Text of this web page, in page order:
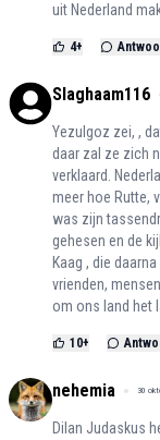
uit Nederland
4+
Slaghaam116
Yezulgoz zei, ,
daar zal ze zich
verklaard.
meer hoe Rutte,
was zijn
gehesen en de
Kaag , die
vrienden,
om ons land het
10+
nehemia 30
Dilan Judaskus